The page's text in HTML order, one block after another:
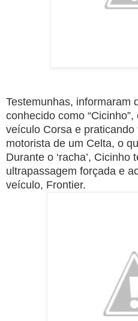
Testemunhas, informaram
conhecido como
veículo Corsa e praticando
motorista de um Celta, o
Durante o ‘racha’, Cicinho
ultrapassagem forçada e
veículo, Frontier.